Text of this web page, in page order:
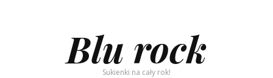
Blu rock
Sukienki na cały rok!